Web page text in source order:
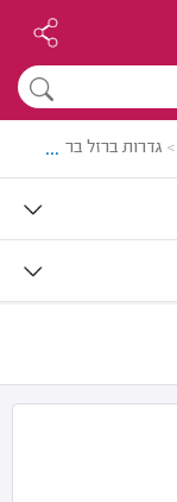
> גדרות ברזל ברמת גן
...